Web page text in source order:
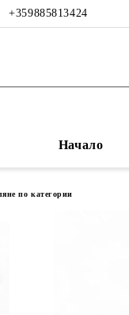
+359885813424
Начало
по категории